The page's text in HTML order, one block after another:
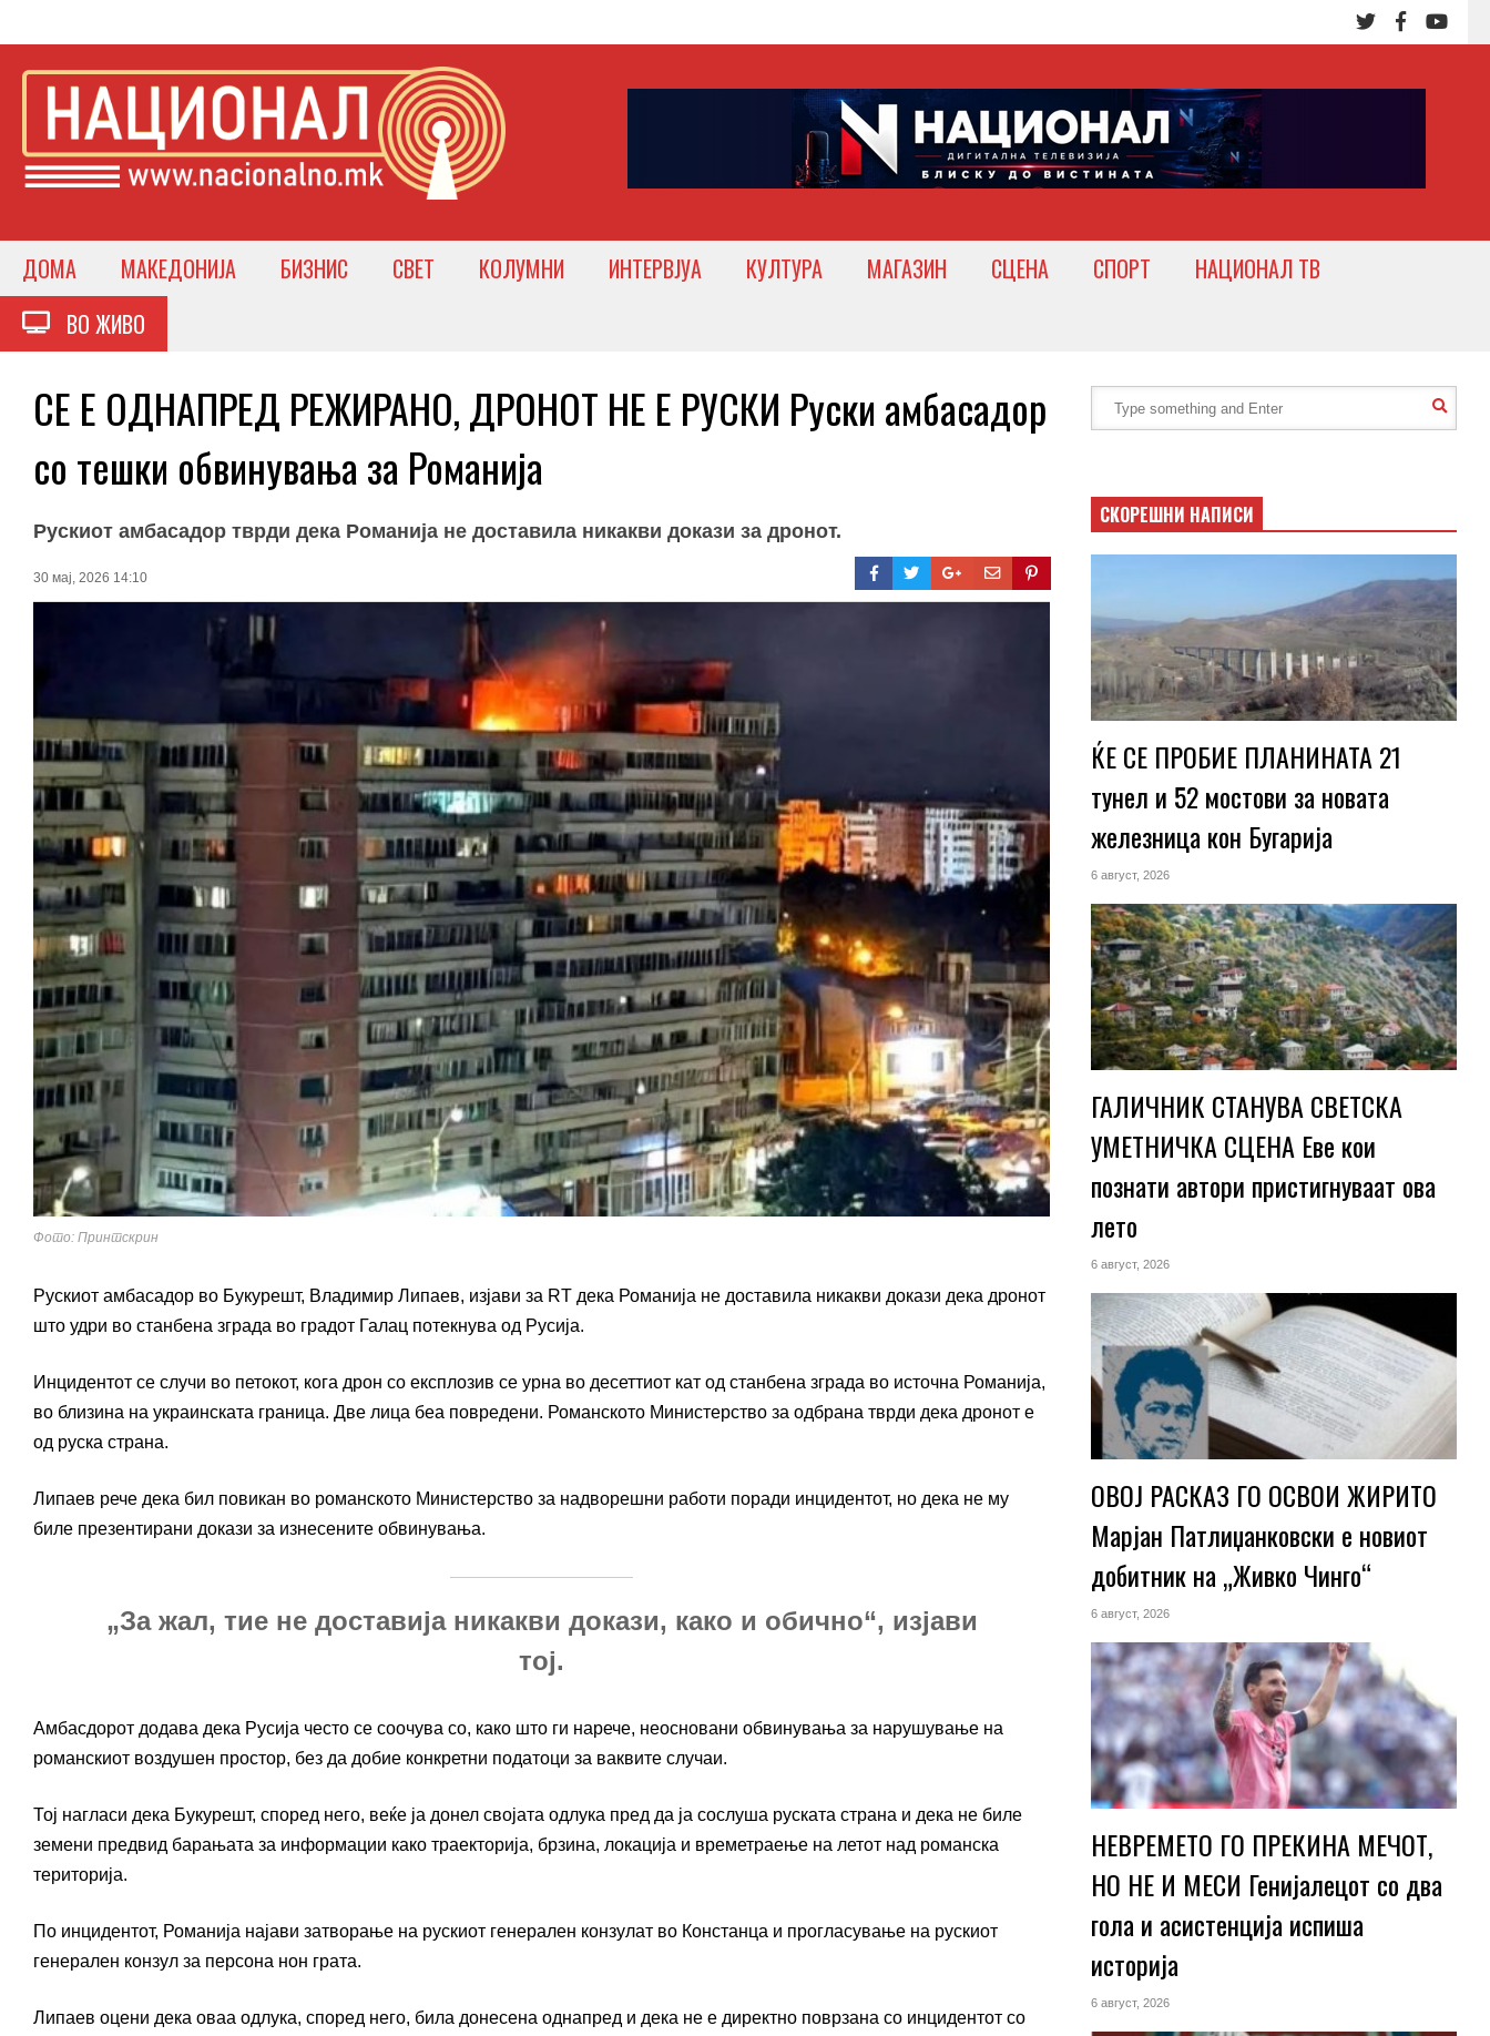
ДОМА МАКЕДОНИЈА БИЗНИС СВЕТ КОЛУМНИ ИНТЕРВЈУА КУЛТУРА МАГАЗИН СЦЕНА СПОРТ
НАЦИОНАЛ ТВ
ВО ЖИВО
СЕ Е ОДНАПРЕД РЕЖИРАНО, ДРОНОТ НЕ Е РУСКИ Руски амбасадор
со тешки обвинувања за Романија
Рускиот амбасадор тврди дека Романија не доставила никакви докази за дронот.
30 мај, 2026 14:10
Фото: Принтскрин
Рускиот амбасадор во Букурешт, Владимир Липаев, изјави за RT дека Романија не доставила никакви докази дека дронот
што удри во станбена зграда во градот Галац потекнува од Русија.
Инцидентот се случи во петокот, кога дрон со експлозив се урна во десеттиот кат од станбена зграда во источна Романија,
во близина на украинската граница. Две лица беа повредени. Романското Министерство за одбрана тврди дека дронот е
од руска страна.
Липаев рече дека бил повикан во романското Министерство за надворешни работи поради инцидентот, но дека не му
биле презентирани докази за изнесените обвинувања.
„За жал, тие не доставија никакви докази, како и обично“, изјави
тој.
Амбасдорот додава дека Русија често се соочува со, како што ги нарече, неосновани обвинувања за нарушување на
романскиот воздушен простор, без да добие конкретни податоци за ваквите случаи.
Тој нагласи дека Букурешт, според него, веќе ја донел својата одлука пред да ја сослуша руската страна и дека не биле
земени предвид барањата за информации како траекторија, брзина, локација и времетраење на летот над романска
територија.
По инцидентот, Романија најави затворање на рускиот генерален конзулат во Констанца и прогласување на рускиот
генерален конзул за персона нон грата.
Липаев оцени дека оваа одлука, според него, била донесена однапред и дека не е директно поврзана со инцидентот со
СКОРЕШНИ НАПИСИ
ЌЕ СЕ ПРОБИЕ ПЛАНИНАТА 21
тунел и 52 мостови за новата
железница кон Бугарија
6 август, 2026
ГАЛИЧНИК СТАНУВА СВЕТСКА
УМЕТНИЧКА СЦЕНА Еве кои
познати автори пристигнуваат ова
лето
6 август, 2026
ОВОЈ РАСКАЗ ГО ОСВОИ ЖИРИТО
Марјан Патлиџанковски е новиот
добитник на „Живко Чинго“
6 август, 2026
НЕВРЕМЕТО ГО ПРЕКИНА МЕЧОТ,
НО НЕ И МЕСИ Генијалецот со два
гола и асистенција испиша
историја
6 август, 2026